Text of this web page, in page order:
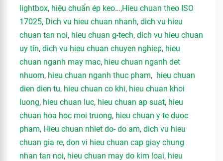
lightbox, hiệu chuẩn ép keo…,Hieu chuan theo ISO
17025, Dich vu hieu chuan nhanh, dich vu hieu
chuan tan noi, hieu chuan g-tech, dich vu hieu chuan
uy tín, dich vu hieu chuan chuyen nghiep, hieu
chuan nganh may mac, hieu chuan nganh det
nhuom, hieu chuan nganh thuc pham, hieu chuan
dien dien tu, hieu chuan co khi, hieu chuan khoi
luong, hieu chuan luc, hieu chuan ap suat, hieu
chuan hoa hoc moi truong, hieu chuan y te duoc
pham, Hieu chuan nhiet do- do am, dich vu hieu
chuan gia re, don vi hieu chuan cap giay chung
nhan tan noi, hieu chuan may do kim loai, hieu